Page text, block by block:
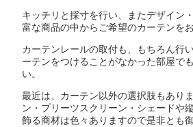
キッチリと採寸を行い、またデザイン
富な商品の中からご希望のカーテンを
カーテンレールの取付も、もちろん行
ーテンをつけることがなかった部屋で
い。
最近は、カーテン以外の選択肢もあり
ン・プリーツスクリーン・シェードや
飾る商材は色々ありますので是非とも